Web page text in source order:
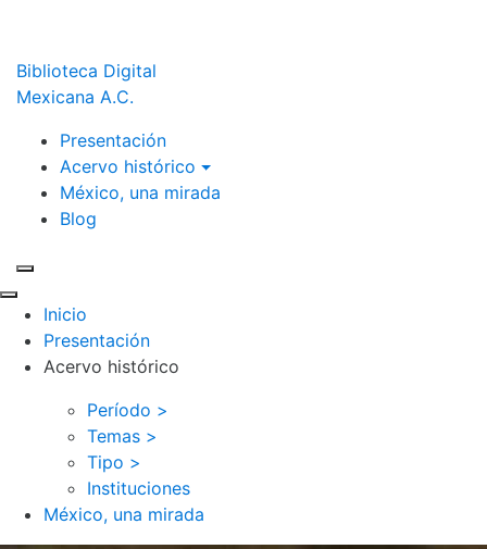
Biblioteca Digital
Mexicana A.C.
Presentación
Acervo histórico
México, una mirada
Blog
Inicio
Presentación
Acervo histórico
Período >
Temas >
Tipo >
Instituciones
México, una mirada